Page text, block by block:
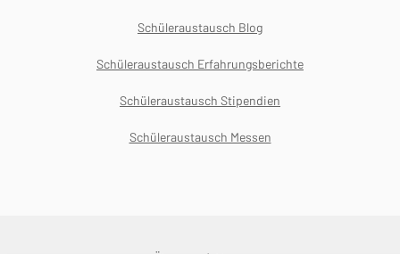
Schüleraustausch Blog
Schüleraustausch Erfahrungsberichte
Schüleraustausch Stipendien
Schüleraustausch Messen